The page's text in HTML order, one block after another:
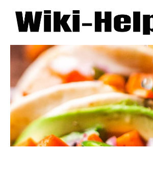
Skip
content